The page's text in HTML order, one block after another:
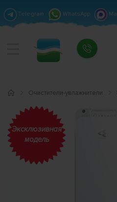
Telegram WhatsApp
Очистители-увлажнители
Эксклюзивная
модель